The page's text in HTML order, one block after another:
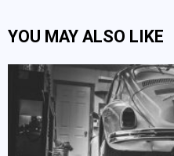
YOU MAY ALSO LIKE